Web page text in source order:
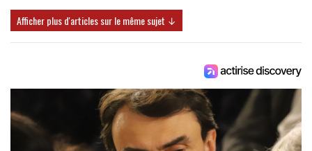
Afficher plus d'articles sur le même sujet ↓